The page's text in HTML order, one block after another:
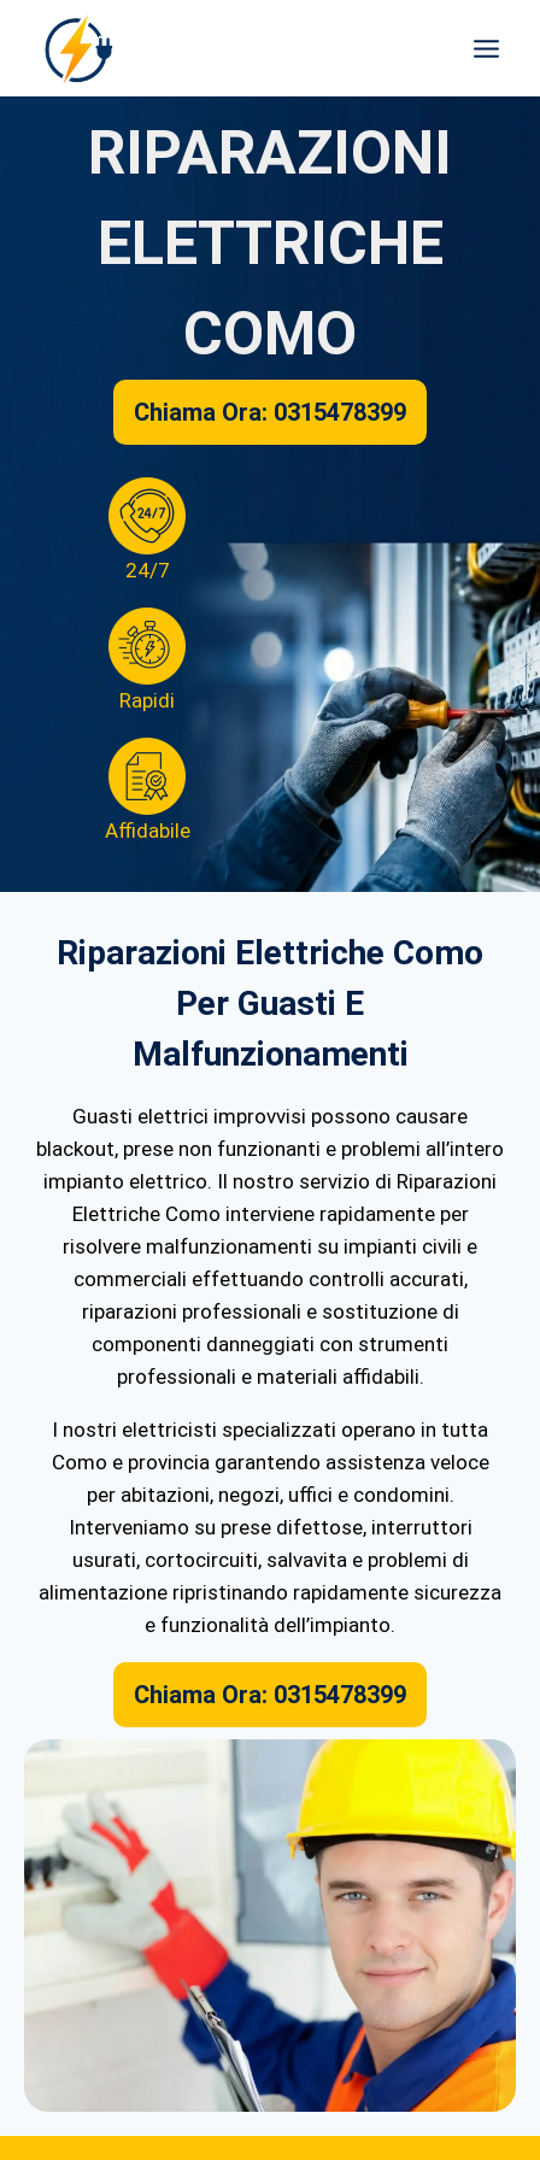
RIPARAZIONI
ELETTRICHE
COMO
Chiama Ora: 0315478399
24/7
Rapidi
Affidabile
Riparazioni Elettriche Como
Per Guasti E
Malfunzionamenti
Guasti elettrici improvvisi possono causare
blackout, prese non funzionanti e problemi all’intero
impianto elettrico. Il nostro servizio di Riparazioni
Elettriche Como interviene rapidamente per
risolvere malfunzionamenti su impianti civili e
commerciali effettuando controlli accurati,
riparazioni professionali e sostituzione di
componenti danneggiati con strumenti
professionali e materiali affidabili.
I nostri elettricisti specializzati operano in tutta
Como e provincia garantendo assistenza veloce
per abitazioni, negozi, uffici e condomini.
Interveniamo su prese difettose, interruttori
usurati, cortocircuiti, salvavita e problemi di
alimentazione ripristinando rapidamente sicurezza
e funzionalità dell’impianto.
Chiama Ora: 0315478399